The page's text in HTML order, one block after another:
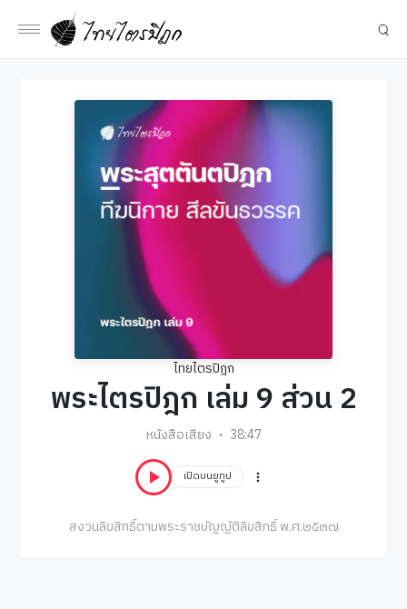
ไทยไตรปิฎก
พระไตรปิฎก เล่ม 9 ส่วน 2
หนังสือเสียง 38:47
เปิดบนยูทูป
สงวนลิขสิทธิ์ตามพระราชบัญญัติลิขสิทธิ์ พ.ศ.๒๕๓๗